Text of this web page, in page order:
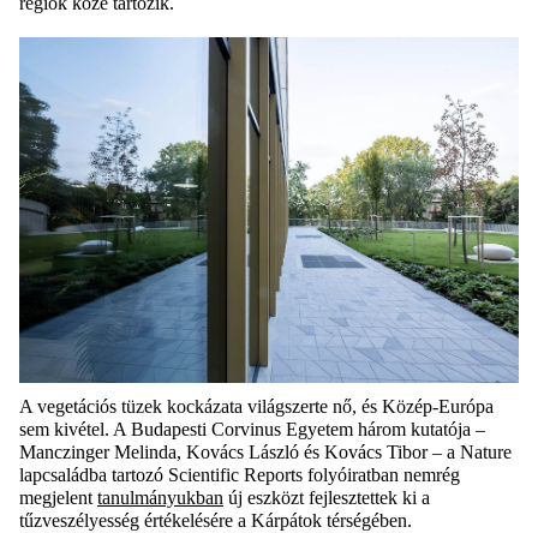
A vegetációs tüzek kockázata világszerte nő, és Közép-Európa
sem kivétel. A Budapesti Corvinus Egyetem három kutatója –
ManczingerMelinda, Kovács László és Kovács Tibor – a Nature
lapcsaládba tartozó Scientific Reports folyóiratban nemrég
megjelent tanulmányukban új eszközt fejlesztettek ki a
tűzveszélyesség értékelésére a Kárpátok térségében.